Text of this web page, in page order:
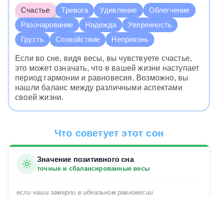
Счастье Тревога Удивление
Облегчение
Разочарование
Надежда
Уверенность
Грусть
Спокойствие Неприязнь
Если во сне, видя весы, вы чувствуете счастье,
это может означать, что в вашей жизни наступает
период гармонии и равновесия. Возможно, вы
нашли баланс между различными аспектами
своей жизни.
Что советует этот сон
Значение позитивного сна
точные и сбалансированные весы
если чаши замерли в идеальном равновесии